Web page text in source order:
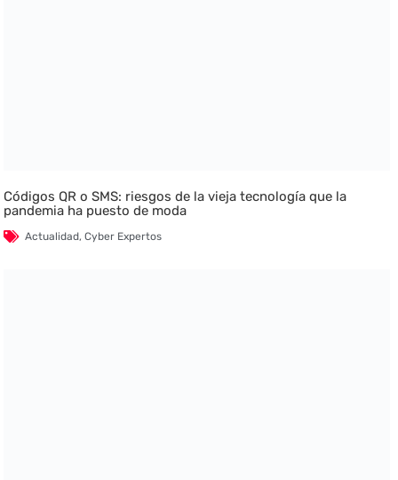
Códigos QR o SMS: riesgos de la vieja tecnología que la
pandemia ha puesto de moda
Actualidad,Cyber Expertos